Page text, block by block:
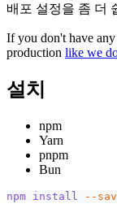
배포 설정을 좀 더
If you don't have
production like we
설치
npm
Yarn
pnpm
Bun
npm install --